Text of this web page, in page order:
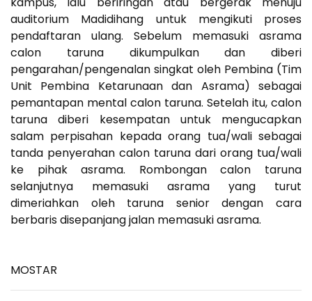
auditorium Madidihang untuk mengikuti proses
pendaftaran ulang. Sebelum memasuki asrama
calon taruna dikumpulkan dan diberi
pengarahan/pengenalan singkat oleh Pembina (Tim
Unit Pembina Ketarunaan dan Asrama) sebagai
pemantapan mental calon taruna. Setelah itu, calon
taruna diberi kesempatan untuk mengucapkan
salam perpisahan kepada orang tua/wali sebagai
tanda penyerahan calon taruna dari orang tua/wali
ke pihak asrama. Rombongan calon taruna
selanjutnya memasuki asrama yang turut
dimeriahkan oleh taruna senior dengan cara
berbaris disepanjang jalan memasuki asrama.
MOSTAR